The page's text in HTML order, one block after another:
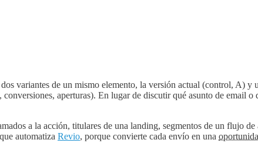
variantes de un mismo elemento, la versión actual (control, A)
conversiones, aperturas). En lugar de discutir qué asunto de email
a la acción, titulares de una landing, segmentos de un flujo
automatiza Revio, porque convierte cada envío en una